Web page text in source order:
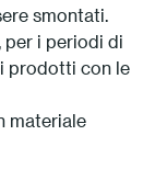
smontati.
per i periodi di
prodotti con le
materiale